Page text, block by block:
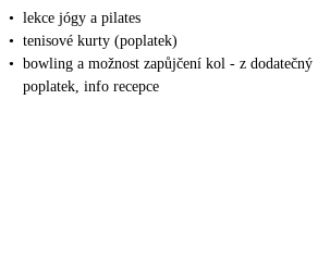
• lekce jógy a pilates
• tenisové kurty (poplatek)
• bowling a možnost zapůjčení kol - z dodatečný
poplatek, info recepce